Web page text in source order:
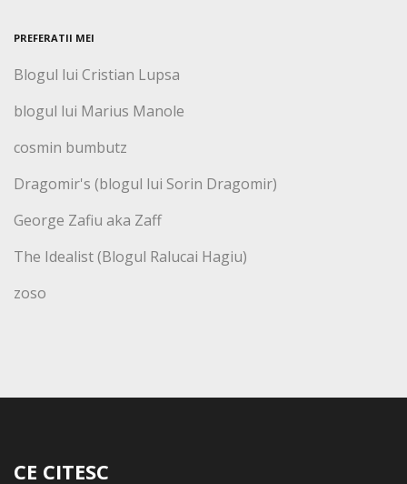
PREFERATII MEI
Blogul lui Cristian Lupsa
blogul lui Marius Manole
cosmin bumbutz
Dragomir's (blogul lui Sorin Dragomir)
George Zafiu aka Zaff
The Idealist (Blogul Ralucai Hagiu)
zoso
CE CITESC